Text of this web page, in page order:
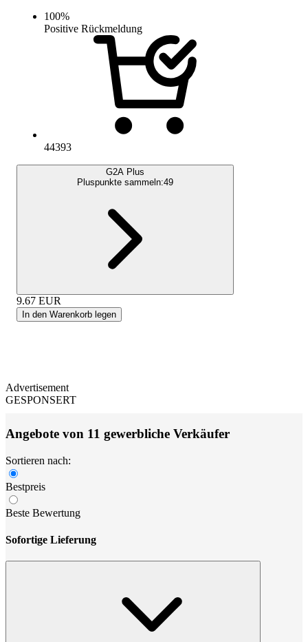
100%
Positive Rückmeldung
44393
G2A Plus
Pluspunkte sammeln:49
9.67 EUR
In den Warenkorb legen
Advertisement
GESPONSERT
Angebote von 11 gewerbliche Verkäufer
Sortieren nach:
Bestpreis
Beste Bewertung
Sofortige Lieferung